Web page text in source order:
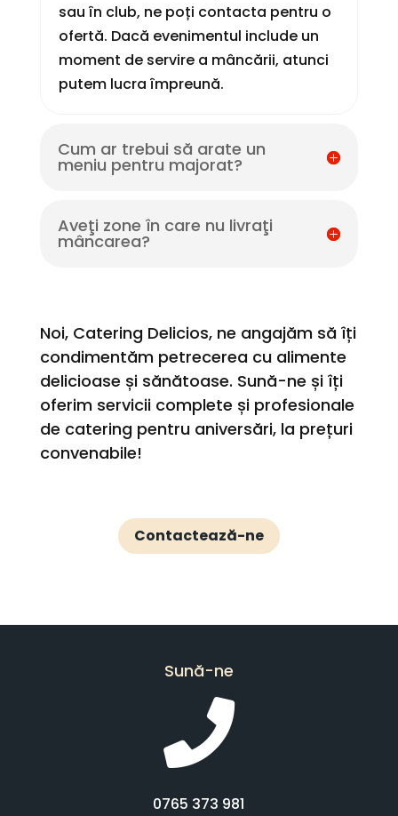
sau în club, ne poți contacta pentru o
ofertă. Dacă evenimentul include un
moment de servire a mâncării, atunci
putem lucra împreună.
Cum ar trebui să arate un
meniu pentru majorat?
Aveţi zone în care nu livraţi
mâncarea?
Noi, Catering Delicios, ne angajăm să îți
condimentăm petrecerea cu alimente
delicioase și sănătoase. Sună-ne și îți
oferim servicii complete și profesionale
de catering pentru aniversări, la prețuri
convenabile!
Contactează-ne
Sună-ne
0765 373 981